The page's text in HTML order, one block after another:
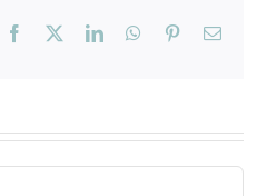
Facebook LinkedInWhatsApp
PinterestEmail